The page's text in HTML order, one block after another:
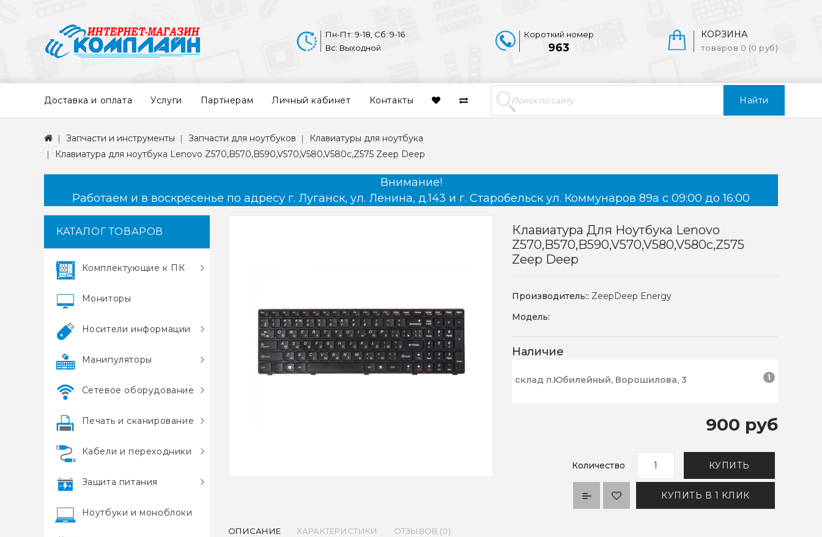
Найти
КОРЗИНА
товаров 0 (0 руб)
Короткий номер
963
Пн-Пт: 9-18, Сб: 9-16
Вс: Выходной
Доставка и оплата Услуги Партнерам Личный кабинет Контакты
Запчасти и инструменты Запчасти для ноутбуков
Клавиатуры для ноутбука
Клавиатура для ноутбука Lenovo Z570,B570,B590,V570,V580,V580c,Z575 Zeep Deep
Внимание!
Работаем и в воскресенье по адресу г. Луганск, ул. Ленина, д.143 и г. Старобельск ул. Коммунаров 89а с 09:00 до 16:00
КАТАЛОГ ТОВАРОВ
Комплектующие к ПК
Мониторы
Носители информации
Манипуляторы
Сетевое оборудование
Печать и сканирование
Кабели и переходники
Защита питания
Ноутбуки и моноблоки
Клавиатура Для Ноутбука Lenovo
Z570,B570,B590,V570,V580,V580c,Z575
Zeep Deep
Производитель:: ZeepDeep Energy
Модель:
Наличие
склад п.Юбилейный, Ворошилова, 3 1
900 руб
Количество КУПИТЬ
КУПИТЬ В 1 КЛИК
ОПИСАНИЕ ХАРАКТЕРИСТИКИ ОТЗЫВОВ (0)